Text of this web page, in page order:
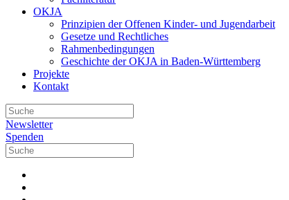
OKJA
Prinzipien der Offenen Kinder- und Jugendarbeit
Gesetze und Rechtliches
Rahmenbedingungen
Geschichte der OKJA in Baden-Württemberg
Projekte
Kontakt
Newsletter
Spenden